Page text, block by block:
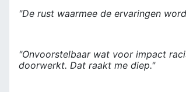
"De rust waarmee de ervaringen
"Onvoorstelbaar wat voor impact
doorwerkt. Dat raakt me diep."